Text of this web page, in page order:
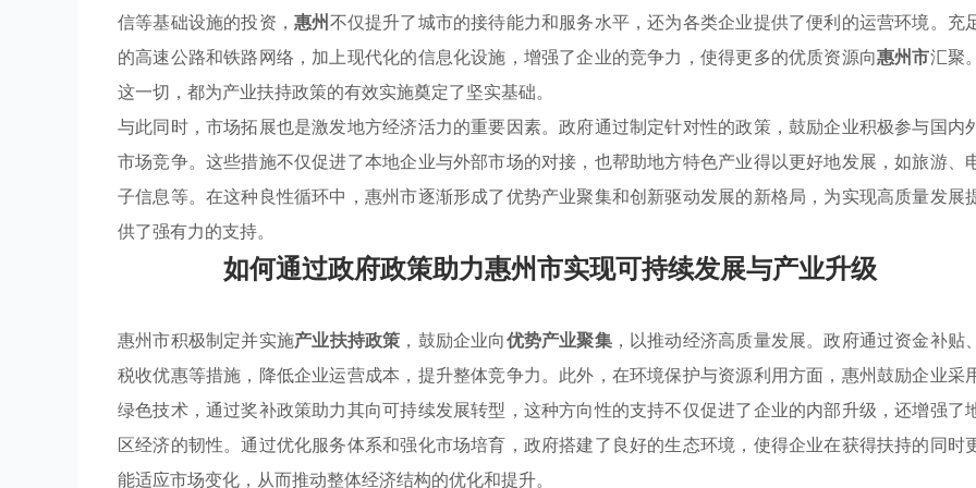
信等基础设施的投资，惠州不仅提升了城市的接待能力和服务水平，还为各类企业提供了便利的运营环境。充
的高速公路和铁路网络，加上现代化的信息化设施，增强了企业的竞争力，使得更多的优质资源向惠州市汇聚。
这一切，都为产业扶持政策的有效实施奠定了坚实基础。
与此同时，市场拓展也是激发地方经济活力的重要因素。政府通过制定针对性的政策，鼓励企业积极参与国内
市场竞争。这些措施不仅促进了本地企业与外部市场的对接，也帮助地方特色产业得以更好地发展，如旅游、
子信息等。在这种良性循环中，惠州市逐渐形成了优势产业聚集和创新驱动发展的新格局，为实现高质量发展
供了强有力的支持。
如何通过政府政策助力惠州市实现可持续发展与产业升级
惠州市积极制定并实施产业扶持政策 ，鼓励企业向优势产业聚集，以推动经济高质量发展。政府通过资金补贴、
税收优惠等措施，降低企业运营成本，提升整体竞争力。此外，在环境保护与资源利用方面，惠州鼓励企业采
绿色技术，通过奖补政策助力其向可持续发展转型，这种方向性的支持不仅促进了企业的内部升级，还增强了
区经济的韧性。通过优化服务体系和强化市场培育，政府搭建了良好的生态环境，使得企业在获得扶持的同时
能适应市场变化，从而推动整体经济结构的优化和提升。